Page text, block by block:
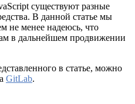
существуют разные
В данной статье мы
не менее надеюсь, что
в дальнейшем продвижении
в статье, можно
GitLab.